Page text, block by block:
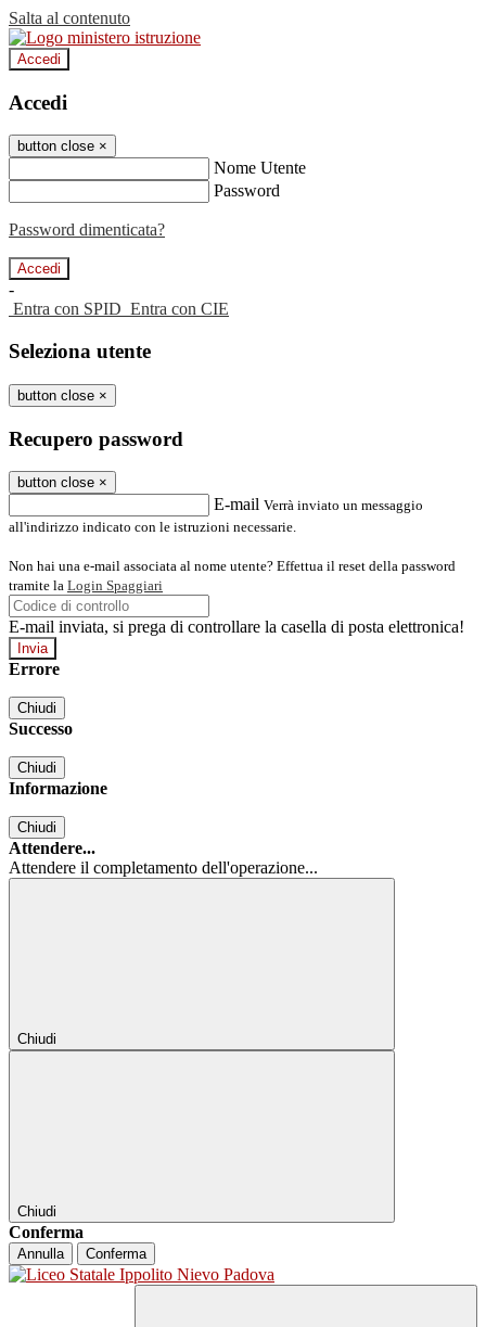
Salta al contenuto
Accedi
Accedi
button close ×
Nome Utente
Password
Password dimenticata?
-
Entra con SPID Entra con CIE
Seleziona utente
button close ×
Recupero password
button close ×
E-mail Verrà inviato un messaggio
all'indirizzo indicato con le istruzioni necessarie.
Non hai una e-mail associata al nome utente? Effettua il reset della password
tramite la Login Spaggiari
E-mail inviata, si prega di controllare la casella di posta elettronica!
Errore
Chiudi
Successo
Chiudi
Informazione
Chiudi
Attendere...
Attendere il completamento dell'operazione...
Chiudi
Chiudi
Conferma
Annulla Conferma